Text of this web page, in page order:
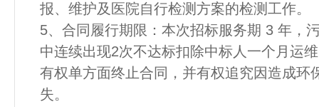
报、维护及医院自行检测方案的检测工作。
5、合同履行期限：本次招标服务期 3 年，
中连续出现2次不达标扣除中标人一个月运
有权单方面终止合同，并有权追究因造成环
失。